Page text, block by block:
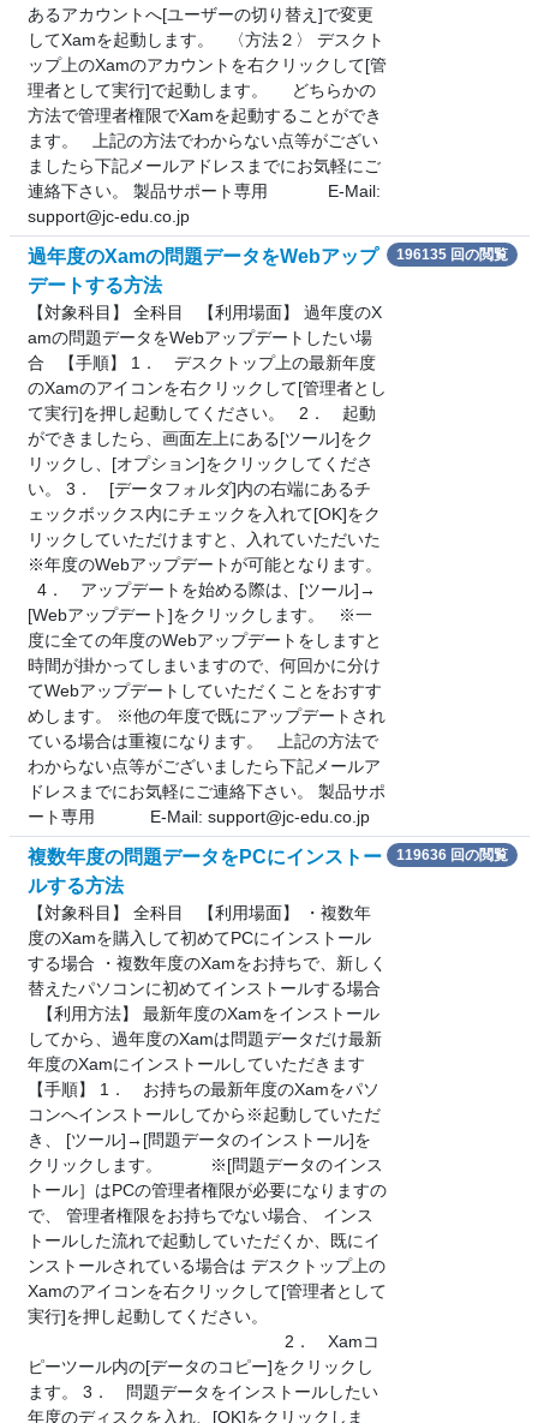
あるアカウントへ[ユーザーの切り替え]で変更
してXamを起動します。 〈方法２〉 デスクト
ップ上のXamのアカウントを右クリックして[管
理者として実行]で起動します。 どちらかの
方法で管理者権限でXamを起動することができ
ます。 上記の方法でわからない点等がござい
ましたら下記メールアドレスまでにお気軽にご
連絡下さい。 製品サポート専用 E-Mail:
support@jc-edu.co.jp
過年度のXamの問題データをWebアップ
デートする方法
【対象科目】 全科目 【利用場面】 過年度のX
amの問題データをWebアップデートしたい場
合 【手順】 1． デスクトップ上の最新年度
のXamのアイコンを右クリックして[管理者とし
て実行]を押し起動してください。 2． 起動
ができましたら、画面左上にある[ツール]をク
リックし、[オプション]をクリックしてくださ
い。 3． [データフォルダ]内の右端にあるチ
ェックボックス内にチェックを入れて[OK]をク
リックしていただけますと、入れていただいた
※年度のWebアップデートが可能となります。
4． アップデートを始める際は、[ツール]→
[Webアップデート]をクリックします。 ※一
度に全ての年度のWebアップデートをしますと
時間が掛かってしまいますので、何回かに分け
てWebアップデートしていただくことをおすす
めします。 ※他の年度で既にアップデートされ
ている場合は重複になります。 上記の方法で
わからない点等がございましたら下記メールア
ドレスまでにお気軽にご連絡下さい。 製品サポ
ート専用 E-Mail: support@jc-edu.co.jp
196135 回の閲覧
複数年度の問題データをPCにインストー
ルする方法
【対象科目】 全科目 【利用場面】 ・複数年
度のXamを購入して初めてPCにインストール
する場合 ・複数年度のXamをお持ちで、新しく
替えたパソコンに初めてインストールする場合
【利用方法】 最新年度のXamをインストール
してから、過年度のXamは問題データだけ最新
年度のXamにインストールしていただきます
【手順】 1． お持ちの最新年度のXamをパソ
コンへインストールしてから※起動していただ
き、 [ツール]→[問題データのインストール]を
クリックします。 ※[問題データのインス
トール］はPCの管理者権限が必要になりますの
で、 管理者権限をお持ちでない場合、 インス
トールした流れで起動していただくか、既にイ
ンストールされている場合は デスクトップ上の
Xamのアイコンを右クリックして[管理者として
実行]を押し起動してください。
2． Xamコ
ピーツール内の[データのコピー]をクリックし
ます。 3． 問題データをインストールしたい
年度のディスクを入れ、[OK]をクリックしま
119636 回の閲覧